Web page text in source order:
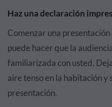
Haz una declaración
Comenzar una
puede hacer que la
familiarizada con usted.
aire tenso en la habitación y
presentación.